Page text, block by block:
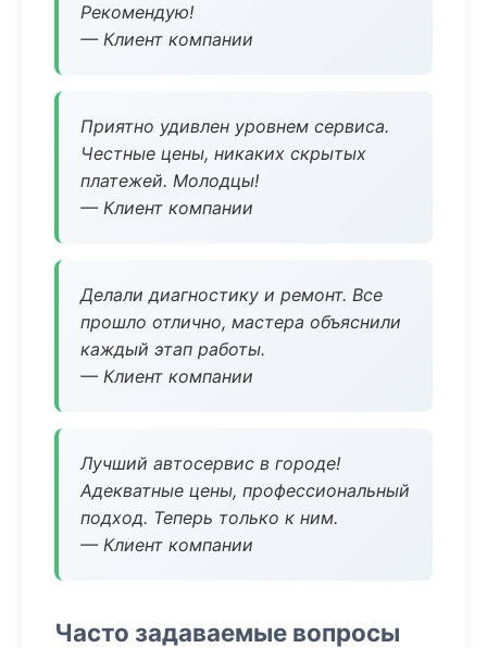
Рекомендую!
— Клиент компании
Приятно удивлен уровнем сервиса.
Честные цены, никаких скрытых
платежей. Молодцы!
— Клиент компании
Делали диагностику и ремонт. Все
прошло отлично, мастера объяснили
каждый этап работы.
— Клиент компании
Лучший автосервис в городе!
Адекватные цены, профессиональный
подход. Теперь только к ним.
— Клиент компании
Часто задаваемые вопросы